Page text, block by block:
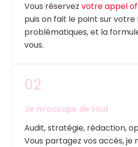
Vous réservez votre appel
puis on fait le point sur votre
problématiques, et la
vous.
02
Je m’occupe de tout
Audit, stratégie, rédaction,
Vous partagez vos accès, je